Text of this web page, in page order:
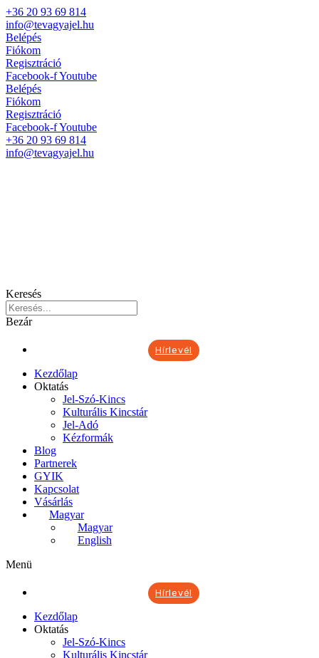
+36 20 93 69 814
info@tevagyajel.hu
Belépés
Fiókom
Regisztráció
Facebook-fYoutube
Belépés
Fiókom
Regisztráció
Facebook-fYoutube
+36 20 93 69 814
info@tevagyajel.hu
Keresés
Bezár
Hírlevél
Kezdőlap
Oktatás
Jel-Szó-Kincs
Kulturális Kincstár
Jel-Adó
Kézformák
Blog
Partnerek
GYIK
Kapcsolat
Vásárlás
Magyar
Magyar
English
Menü
Hírlevél
Kezdőlap
Oktatás
Jel-Szó-Kincs
Kulturális Kincstár